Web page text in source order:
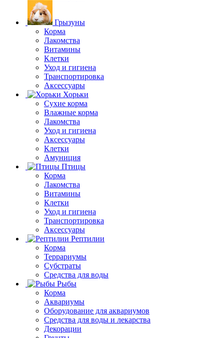
Грызуны
Корма
Лакомства
Витамины
Клетки
Уход и гигиена
Транспортировка
Аксессуары
Хорьки
Сухие корма
Влажные корма
Лакомства
Уход и гигиена
Аксессуары
Клетки
Амуниция
Птицы
Корма
Лакомства
Витамины
Клетки
Уход и гигиена
Транспортировка
Аксессуары
Рептилии
Корма
Террариумы
Субстраты
Средства для воды
Рыбы
Корма
Аквариумы
Оборудование для аквариумов
Средства для воды и лекарства
Декорации